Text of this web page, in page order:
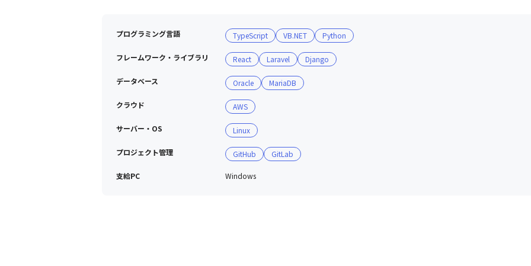
プログラミング言語 TypeScript VB.NET Python
フレームワーク・ライブラリ React Laravel Django
データベース Oracle MariaDB
クラウド AWS
サーバー・OS Linux
プロジェクト管理 GitHub GitLab
支給PC Windows